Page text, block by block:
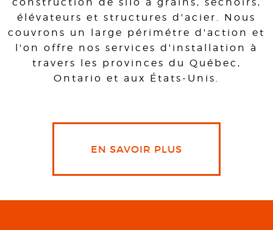
élévateurs et structures d'acier. Nous
couvrons un large périmétre d'action et
l'on offre nos services d'installation à
travers les provinces du Québec,
Ontario et aux États-Unis.
EN SAVOIR PLUS